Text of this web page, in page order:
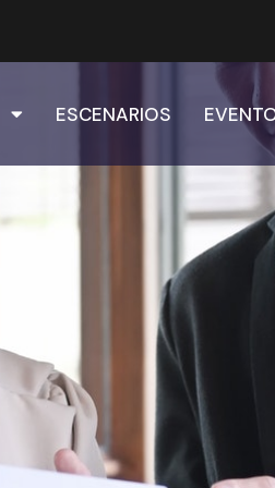
ESCENARIOS